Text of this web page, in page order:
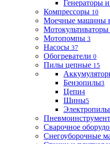
Генераторы
Компрессоры 10
Моечные машины
Мотопомпы 3
Насосы 37
Обогреватели 0
Пилы цепные 15
Бензопилы3
Цепи4
Шины5
Электропилы
Сварочное
Снегоуборочные